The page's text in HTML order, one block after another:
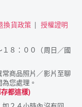
換貨政策
授權證明
８：００（周日／國
商品照片／影片至聊
您處理。
都這樣)